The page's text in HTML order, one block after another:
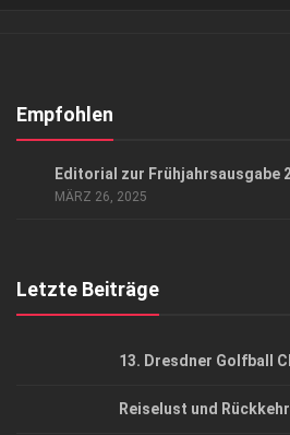
Kontakt, Impressum
Empfohlen
Editorial zur Frühjahrsausgabe
MÄRZ 26, 2025
Letzte Beiträge
13. Dresdner Golfball
Reiselust und Rückkehr